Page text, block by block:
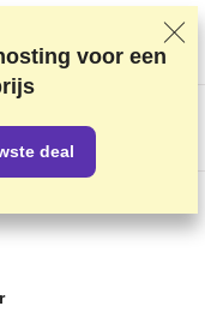
tests en onderzoek,
lezers en onze
pagina bevat
US$
WordPress
voor een
deal